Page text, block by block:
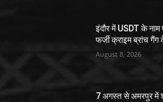
इंदौर में USDT के
फर्जी क्राइम ब्रांच गैंग
August 8, 2026
7 अगस्त से अमरपुर में